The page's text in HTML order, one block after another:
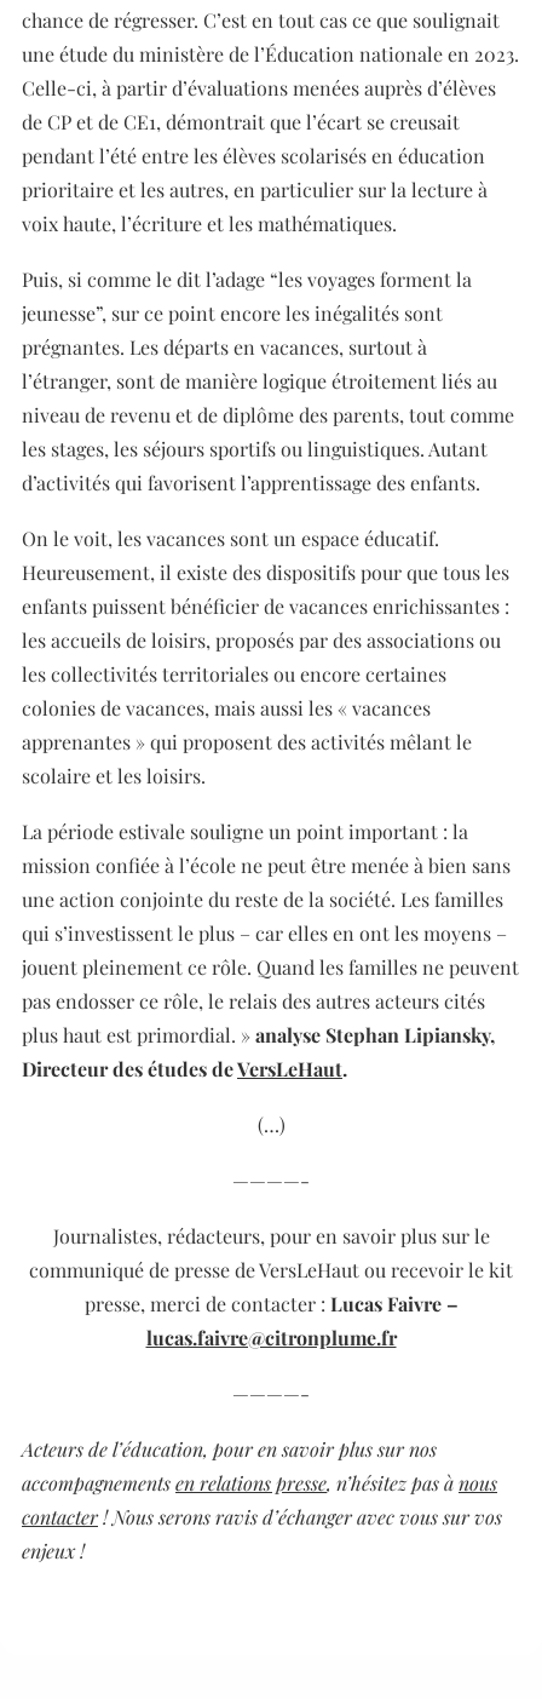
chance de régresser. C’est en tout cas ce que soulignait
une étude du ministère de l’Éducation nationale en 2023.
Celle-ci, à partir d’évaluations menées auprès d’élèves
de CP et de CE1, démontrait que l’écart se creusait
pendant l’été entre les élèves scolarisés en éducation
prioritaire et les autres, en particulier sur la lecture à
voix haute, l’écriture et les mathématiques.
Puis, si comme le dit l’adage “les voyages forment la
jeunesse”, sur ce point encore les inégalités sont
prégnantes. Les départs en vacances, surtout à
l’étranger, sont de manière logique étroitement liés au
niveau de revenu et de diplôme des parents, tout comme
les stages, les séjours sportifs ou linguistiques. Autant
d’activités qui favorisent l’apprentissage des enfants.
On le voit, les vacances sont un espace éducatif.
Heureusement, il existe des dispositifs pour que tous les
enfants puissent bénéficier de vacances enrichissantes :
les accueils de loisirs, proposés par des associations ou
les collectivités territoriales ou encore certaines
colonies de vacances, mais aussi les « vacances
apprenantes » qui proposent des activités mêlant le
scolaire et les loisirs.
La période estivale souligne un point important : la
mission confiée à l’école ne peut être menée à bien sans
une action conjointe du reste de la société. Les familles
qui s’investissent le plus – car elles en ont les moyens –
jouent pleinement ce rôle. Quand les familles ne peuvent
pas endosser ce rôle, le relais des autres acteurs cités
plus haut est primordial. »analyse Stephan Lipiansky,
Directeur des études deVersLeHaut.
(…)
————-
Journalistes, rédacteurs, pour en savoir plus sur le
communiqué de presse de VersLeHaut ou recevoir le kit
presse, merci de contacter : Lucas Faivre –
lucas.faivre@citronplume.fr
————-
Acteurs de l’éducation, pour en savoir plus sur nos
accompagnementsen relations presse, n’hésitez pas ànous
contacter! Nous serons ravis d’échanger avec vous sur vos
enjeux !